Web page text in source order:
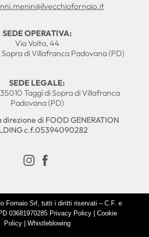
SEDE OPERATIVA:
Via Volta, 44
di Villafranca Padovana (PD)
SEDE LEGALE:
Taggì di Sopra di Villafranca
Padovana (PD)
di FOOD GENERATION
c.f.05394090282
Fornaio Srl, tutti i diritti riservati – C.F. e
03681970285 Privacy Policy| Cookie
Policy| Whistleblowing